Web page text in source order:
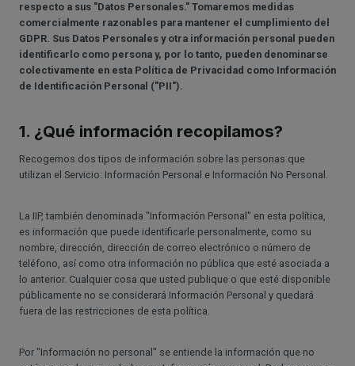
respecto a sus "Datos Personales." Tomaremos medidas
comercialmente razonables para mantener el cumplimiento del
GDPR. Sus Datos Personales y otra información personal pueden
identificarlo como persona y, por lo tanto, pueden denominarse
colectivamente en esta Política de Privacidad como Información
de Identificación Personal ("PII").
1. ¿Qué información recopilamos?
Recogemos dos tipos de información sobre las personas que
utilizan el Servicio: Información Personal e Información No Personal.
La IIP, también denominada "Información Personal" en esta política,
es información que puede identificarle personalmente, como su
nombre, dirección, dirección de correo electrónico o número de
teléfono, así como otra información no pública que esté asociada a
lo anterior. Cualquier cosa que usted publique o que esté disponible
públicamente no se considerará Información Personal y quedará
fuera de las restricciones de esta política.
Por "Información no personal" se entiende la información que no